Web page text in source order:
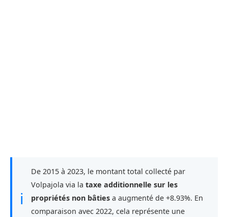
ℹ
De 2015 à 2023, le montant total collecté par
Volpajola via la taxe additionnelle sur les
propriétés non bâties a augmenté de +8.93%. En
comparaison avec 2022, cela représente une